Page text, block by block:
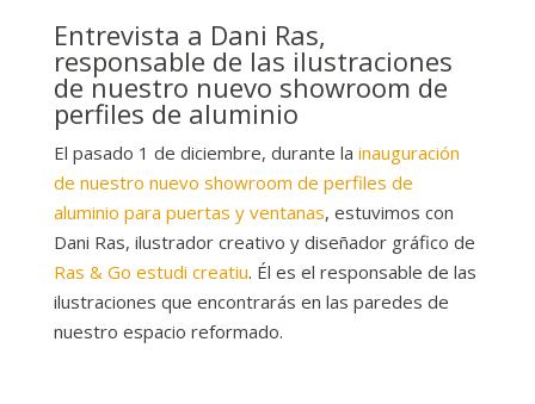
Entrevista a Dani Ras,
responsable de las ilustraciones
de nuestro nuevo showroom de
perfiles de aluminio
El pasado 1 de diciembre, durante la inauguración
de nuestro nuevo showroom de perfiles de
aluminio para puertas y ventanas, estuvimos con
Dani Ras, ilustrador creativo y diseñador gráfico de
Ras & Go estudi creatiu. Él es el responsable de las
ilustraciones que encontrarás en las paredes de
nuestro espacio reformado.